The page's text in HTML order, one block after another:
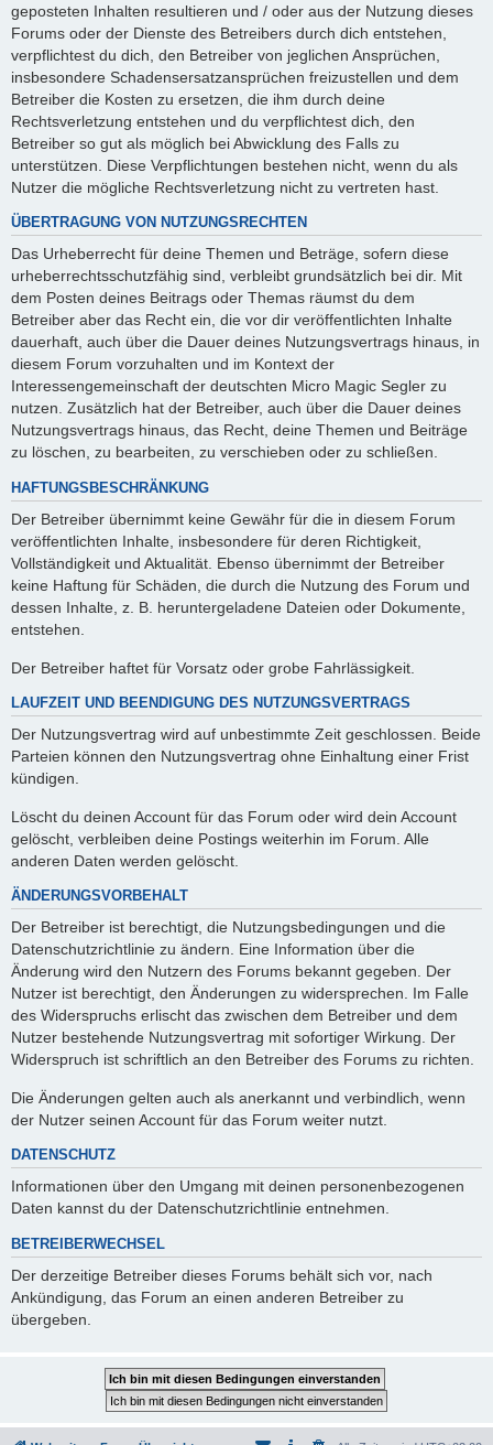
geposteten Inhalten resultieren und / oder aus der Nutzung dieses
Forums oder der Dienste des Betreibers durch dich entstehen,
verpflichtest du dich, den Betreiber von jeglichen Ansprüchen,
insbesondere Schadensersatzansprüchen freizustellen und dem
Betreiber die Kosten zu ersetzen, die ihm durch deine
Rechtsverletzung entstehen und du verpflichtest dich, den
Betreiber so gut als möglich bei Abwicklung des Falls zu
unterstützen. Diese Verpflichtungen bestehen nicht, wenn du als
Nutzer die mögliche Rechtsverletzung nicht zu vertreten hast.
ÜBERTRAGUNG VON NUTZUNGSRECHTEN
Das Urheberrecht für deine Themen und Beträge, sofern diese
urheberrechtsschutzfähig sind, verbleibt grundsätzlich bei dir. Mit
dem Posten deines Beitrags oder Themas räumst du dem
Betreiber aber das Recht ein, die vor dir veröffentlichten Inhalte
dauerhaft, auch über die Dauer deines Nutzungsvertrags hinaus, in
diesem Forum vorzuhalten und im Kontext der
Interessengemeinschaft der deutschten Micro Magic Segler zu
nutzen. Zusätzlich hat der Betreiber, auch über die Dauer deines
Nutzungsvertrags hinaus, das Recht, deine Themen und Beiträge
zu löschen, zu bearbeiten, zu verschieben oder zu schließen.
HAFTUNGSBESCHRÄNKUNG
Der Betreiber übernimmt keine Gewähr für die in diesem Forum
veröffentlichten Inhalte, insbesondere für deren Richtigkeit,
Vollständigkeit und Aktualität. Ebenso übernimmt der Betreiber
keine Haftung für Schäden, die durch die Nutzung des Forum und
dessen Inhalte, z. B. heruntergeladene Dateien oder Dokumente,
entstehen.
Der Betreiber haftet für Vorsatz oder grobe Fahrlässigkeit.
LAUFZEIT UND BEENDIGUNG DES NUTZUNGSVERTRAGS
Der Nutzungsvertrag wird auf unbestimmte Zeit geschlossen. Beide
Parteien können den Nutzungsvertrag ohne Einhaltung einer Frist
kündigen.
Löscht du deinen Account für das Forum oder wird dein Account
gelöscht, verbleiben deine Postings weiterhin im Forum. Alle
anderen Daten werden gelöscht.
ÄNDERUNGSVORBEHALT
Der Betreiber ist berechtigt, die Nutzungsbedingungen und die
Datenschutzrichtlinie zu ändern. Eine Information über die
Änderung wird den Nutzern des Forums bekannt gegeben. Der
Nutzer ist berechtigt, den Änderungen zu widersprechen. Im Falle
des Widerspruchs erlischt das zwischen dem Betreiber und dem
Nutzer bestehende Nutzungsvertrag mit sofortiger Wirkung. Der
Widerspruch ist schriftlich an den Betreiber des Forums zu richten.
Die Änderungen gelten auch als anerkannt und verbindlich, wenn
der Nutzer seinen Account für das Forum weiter nutzt.
DATENSCHUTZ
Informationen über den Umgang mit deinen personenbezogenen
Daten kannst du der Datenschutzrichtlinie entnehmen.
BETREIBERWECHSEL
Der derzeitige Betreiber dieses Forums behält sich vor, nach
Ankündigung, das Forum an einen anderen Betreiber zu
übergeben.